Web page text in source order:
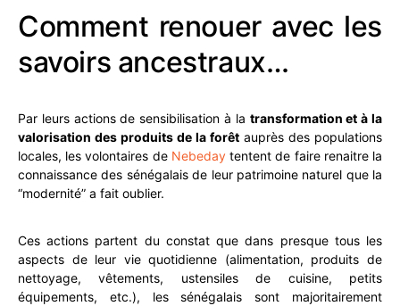
Comment renouer avec les
savoirs ancestraux…
Par leurs actions de sensibilisation à la transformation et à la
valorisation des produits de la forêt auprès des populations
locales, les volontaires de Nebedaytentent de faire renaitre la
connaissance des sénégalais de leur patrimoine naturel que la
“modernité” a fait oublier.
Ces actions partent du constat que dans presque tous les
aspects de leur vie quotidienne (alimentation, produits de
nettoyage, vêtements, ustensiles de cuisine, petits
équipements, etc.), les sénégalais sont majoritairement